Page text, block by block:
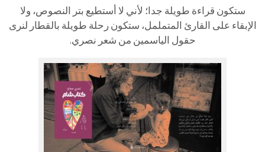
ستكون قراءة طويلة جدا؛ لأني لا أستطيع بتر النصوص، ولا
الإبقاء على القارئ المتململ، ستكون رحلة طويلة بالقطار لنرى
حقول الياسمين من شعر نصري.